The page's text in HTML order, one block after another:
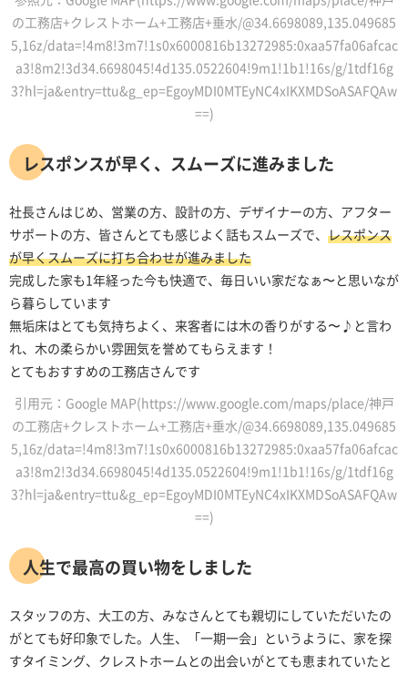
の工務店+クレストホーム+工務店+垂水/@34.6698089,135.049685
5,16z/data=!4m8!3m7!1s0x6000816b13272985:0xaa57fa06afcac
a3!8m2!3d34.6698045!4d135.0522604!9m1!1b1!16s/g/1tdf16g
3?hl=ja&entry=ttu&g_ep=EgoyMDI0MTEyNC4xIKXMDSoASAFQAw
==)
レスポンスが早く、スムーズに進みました
社長さんはじめ、営業の方、設計の方、デザイナーの方、アフター
サポートの方、皆さんとても感じよく話もスムーズで、 レスポンス
が早くスムーズに打ち合わせが進みました
完成した家も1年経った今も快適で、毎日いい家だなぁ〜と思いなが
ら暮らしています
無垢床はとても気持ちよく、来客者には木の香りがする〜♪と言わ
れ、木の柔らかい雰囲気を誉めてもらえます！
とてもおすすめの工務店さんです
引用元：Google MAP(https://www.google.com/maps/place/神戸
の工務店+クレストホーム+工務店+垂水/@34.6698089,135.049685
5,16z/data=!4m8!3m7!1s0x6000816b13272985:0xaa57fa06afcac
a3!8m2!3d34.6698045!4d135.0522604!9m1!1b1!16s/g/1tdf16g
3?hl=ja&entry=ttu&g_ep=EgoyMDI0MTEyNC4xIKXMDSoASAFQAw
==)
人生で最高の買い物をしました
スタッフの方、大工の方、みなさんとても親切にしていただいたの
がとても好印象でした。人生、「一期一会」というように、家を探
すタイミング、クレストホームとの出会いがとても恵まれていたと